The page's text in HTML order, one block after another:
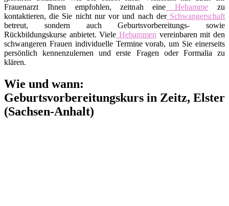
Frauenarzt Ihnen empfohlen, zeitnah eine Hebamme zu
kontaktieren, die Sie nicht nur vor und nach derSchwangerschaft
betreut, sondern auch Geburtsvorbereitungs- sowie
Rückbildungskurse anbietet. Viele Hebammen vereinbaren mit den
schwangeren Frauen individuelle Termine vorab, um Sie einerseits
persönlich kennenzulernen und erste Fragen oder Formalia zu
klären.
Wie und wann:
Geburtsvorbereitungskurs in Zeitz, Elster
(Sachsen-Anhalt)